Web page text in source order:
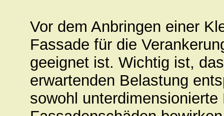
Vor dem Anbringen einer
Fassade für die
geeignet ist. Wichtig ist,
erwartenden Belastung
sowohl